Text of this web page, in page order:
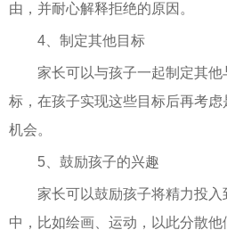
由，并耐心解释拒绝的原因。
4、制定其他目标
家长可以与孩子一起制定其他
标，在孩子实现这些目标后再考
机会。
5、鼓励孩子的兴趣
家长可以鼓励孩子将精力投
中，比如绘画、运动，以此分散他